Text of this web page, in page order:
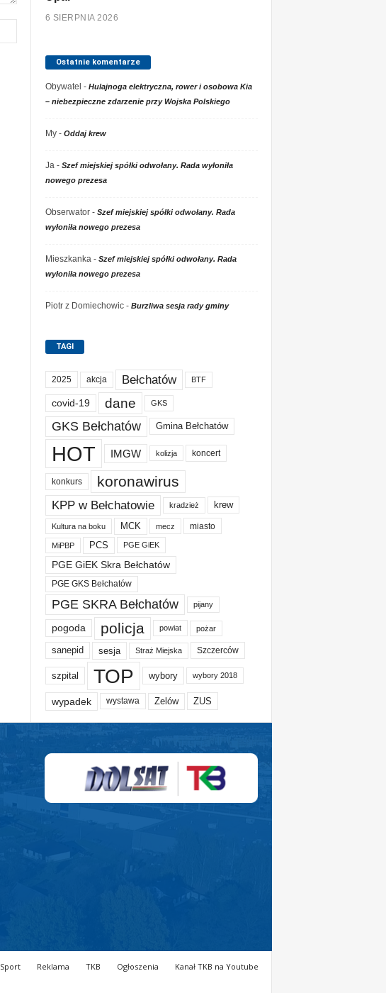
6 SIERPNIA 2026
Ostatnie komentarze
Obywatel - Hulajnoga elektryczna, rower i osobowa Kia
– niebezpieczne zdarzenie przy Wojska Polskiego
My- Oddaj krew
Ja- Szef miejskiej spółki odwołany. Rada wyłoniła
nowego prezesa
Obserwator- Szef miejskiej spółki odwołany. Rada
wyłoniła nowego prezesa
Mieszkanka- Szef miejskiej spółki odwołany. Rada
wyłoniła nowego prezesa
Piotr z Domiechowic- Burzliwa sesja rady gminy
TAGI
2025 akcja Bełchatów BTF
covid-19 dane GKS
GKS Bełchatów Gmina Bełchatów
HOT IMGW kolizja koncert
konkurs koronawirus
KPP w Bełchatowie kradzież krew
Kultura na boku MCK mecz miasto
MiPBP PCS PGE GiEK
PGE GiEK Skra Bełchatów
PGE GKS Bełchatów
PGE SKRA Bełchatów pijany
pogoda policja powiat pożar
sanepid sesja Straż Miejska Szczerców
szpital TOP wybory wybory 2018
wypadek wystawa Zelów ZUS
Sport Reklama TKB Ogłoszenia Kanał TKB na Youtube